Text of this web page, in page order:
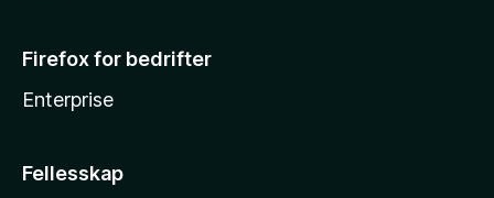
Firefox for bedrifter
Enterprise
Fellesskap